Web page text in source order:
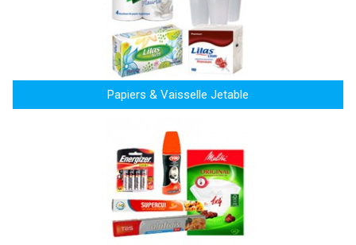
Papiers & Vaisselle Jetable